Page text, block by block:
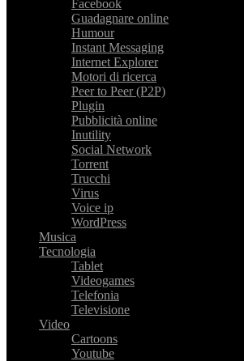
Facebook
Guadagnare online
Humour
Instant Messaging
Internet Explorer
Motori di ricerca
Peer to Peer (P2P)
Plugin
Pubblicità online
Inutility
Social Network
Torrent
Trucchi
Virus
Voice ip
WordPress
Musica
Tecnologia
Tablet
Videogames
Telefonia
Televisione
Video
Cartoons
Youtube